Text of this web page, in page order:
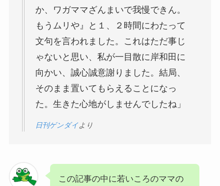
か、ワガママざんまいで我慢できん。
もうムリや』と１、２時間にわたって
文句を言われました。これはただ事じ
ゃないと思い、私が一目散に岸和田に
向かい、誠心誠意謝りました。結局、
そのまま置いてもらえることになっ
た。生きた心地がしませんでしたね」
日刊ゲンダイより
この記事の中に若いころのママの